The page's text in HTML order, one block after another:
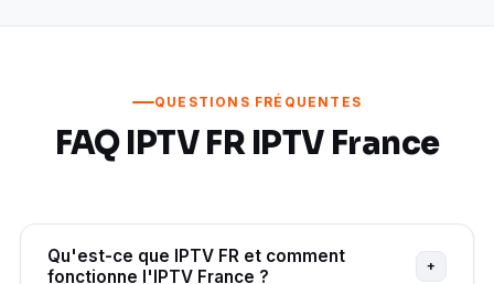
QUESTIONS FRÉQUENTES
FAQ IPTV FR IPTV France
Qu'est-ce que IPTV FR et comment
fonctionne l'IPTV France ?
+